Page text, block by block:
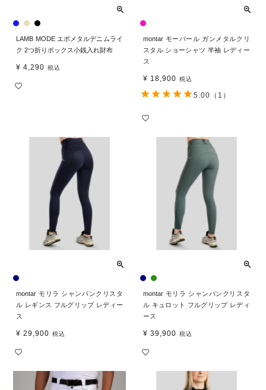
LAMB MODE エポメタルデニムライ
ク 2つ折りボックス小銭入れ財布
¥ 4,290 税込
montar モーパール ガンメタルクリ
スタル ショーシャツ 半袖 レディー
ス
¥ 18,900 税込
5.00 （1）
montar モリラ シャンパンクリスタ
ル レギンス フルグリップ レディー
ス
¥ 29,900 税込
montar モリラ シャンパンクリスタ
ル キュロット フルグリップ レディ
ース
¥ 39,900 税込